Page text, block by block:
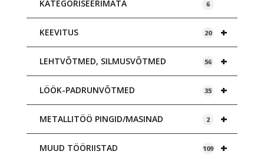
KATEGORISEERIMATA 6
+
KEEVITUS 20
+
LEHTVÕTMED, SILMUSVÕTMED 56
+
LÖÖK-PADRUNVÕTMED 35
+
METALLITÖÖ PINGID/MASINAD 2
+
MUUD TÖÖRIISTAD 109